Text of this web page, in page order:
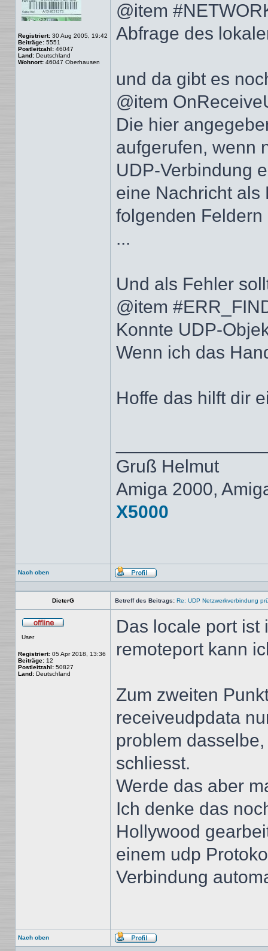
Registriert: 30 Aug 2005, 19:42
Beiträge: 5551
Postleitzahl: 46047
Land: Deutschland
Wohnort: 46047 Oberhausen
@item
Abfrage des
und da gibt es
@item
Die hier
aufgerufen, wenn
UDP-Verbindung
eine Nachricht als
folgenden
...
Und als Fehler
@item
Konnte UDP-
Wenn ich das
Hoffe das hilft dir
Gruß Helmut
Amiga 2000,
X5000
Nach oben
Profil
DieterG Betreff des Beitrags: Re: UDP Netzwerkverbindung
User
Registriert: 05 Apr 2018, 13:36
Beiträge: 12
Postleitzahl: 50827
Land: Deutschland
Das locale port ist
remoteport kann
Zum zweiten
receiveudpdata
problem
schliesst.
Werde das aber
Ich denke das
Hollywood
einem udp
Verbindung
Nach oben
Profil